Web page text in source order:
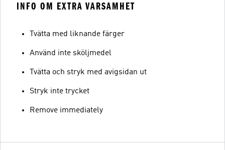
INFO OM EXTRA VARSAMHET
Tvätta med liknande färger
Använd inte sköljmedel
Tvätta och stryk med avigsidan ut
Stryk inte trycket
Remove immediately